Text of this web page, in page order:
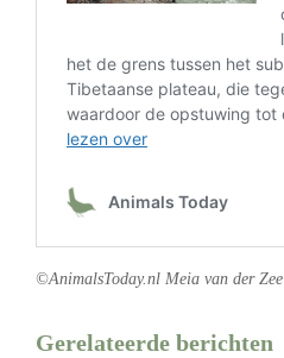
©AnimalsToday.nl Meia van der Zee
Gerelateerde berichten